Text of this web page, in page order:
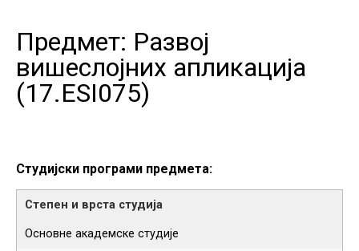
Предмет: Развој
вишеслојних апликација
(17.ESI075)
Студијски програми предмета:
Основне академске студије